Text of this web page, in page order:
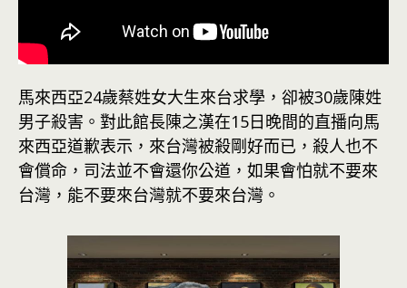
馬來西亞24歲蔡姓女大生來台求學，卻被30歲陳姓
男子殺害。對此館長陳之漢在15日晚間的直播向馬
來西亞道歉表示，來台灣被殺剛好而已，殺人也不
會償命，司法並不會還你公道，如果會怕就不要來
台灣，能不要來台灣就不要來台灣。